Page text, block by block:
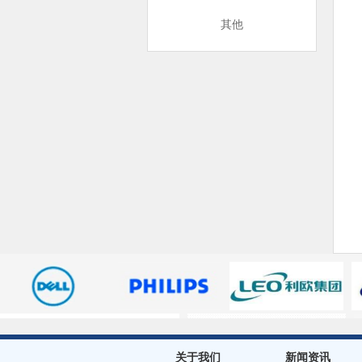
其他
关于我们 新闻资讯